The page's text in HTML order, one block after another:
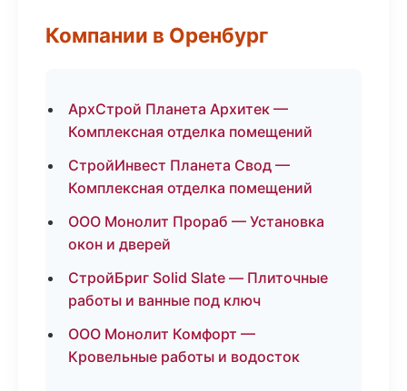
Компании в Оренбург
АрхСтрой Планета Архитек —
Комплексная отделка помещений
СтройИнвест Планета Свод —
Комплексная отделка помещений
ООО Монолит Прораб — Установка
окон и дверей
СтройБриг Solid Slate — Плиточные
работы и ванные под ключ
ООО Монолит Комфорт —
Кровельные работы и водосток